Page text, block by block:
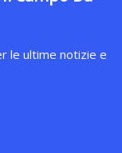
le ultime notizie e